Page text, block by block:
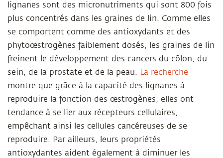
lignanes sont des micronutriments qui sont 800 fois
plus concentrés dans les graines de lin. Comme elles
se comportent comme des antioxydants et des
phytoœstrogènes faiblement dosés, les graines de lin
freinent le développement des cancers du côlon, du
sein, de la prostate et de la peau. La recherche
montre que grâce à la capacité des lignanes à
reproduire la fonction des œstrogènes, elles ont
tendance à se lier aux récepteurs cellulaires,
empêchant ainsi les cellules cancéreuses de se
reproduire. Par ailleurs, leurs propriétés
antioxydantes aident également à diminuer les